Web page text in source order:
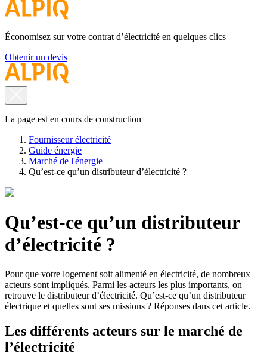
Économisez sur votre contrat d’électricité en quelques clics
Obtenir un devis
La page est en cours de construction
Fournisseur électricité
Guide énergie
Marché de l'énergie
Qu’est-ce qu’un distributeur d’électricité ?
Qu’est-ce qu’un distributeur
d’électricité ?
Pour que votre logement soit alimenté en électricité, de nombreux
acteurs sont impliqués. Parmi les acteurs les plus importants, on
retrouve le distributeur d’électricité. Qu’est-ce qu’un distributeur
électrique et quelles sont ses missions ? Réponses dans cet article.
Les différents acteurs sur le marché de
l’électricité